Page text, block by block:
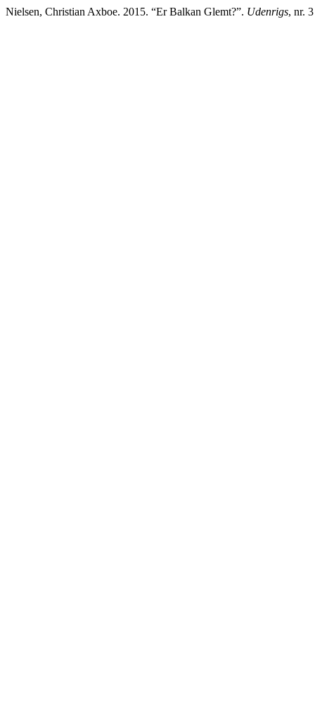
Nielsen, Christian Axboe. 2015. “Er Balkan Glemt?”. Udenrigs, nr.